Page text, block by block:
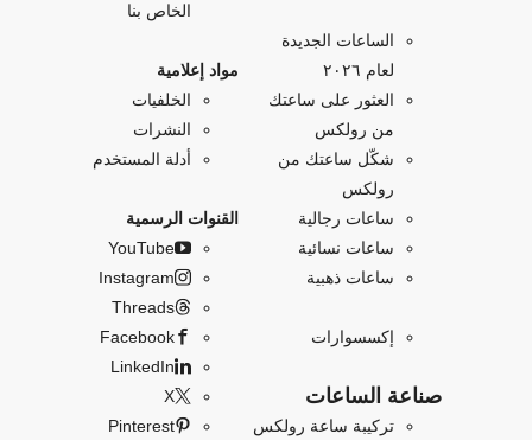
الساعات الجديدة
لعام ٢٠٢٦
العثور على ساعتك
من رولكس
شكّل ساعتك من
رولكس
ساعات رجالية
ساعات نسائية
ساعات ذهبية
إكسسوارات
صناعة الساعات
تركيبة ساعة رولكس
الخاص بنا
مواد إعلامية
الخلفيات
النشرات
أدلة المستخدم
القنوات الرسمية
YouTube
Instagram
Threads
Facebook
LinkedIn
X
Pinterest